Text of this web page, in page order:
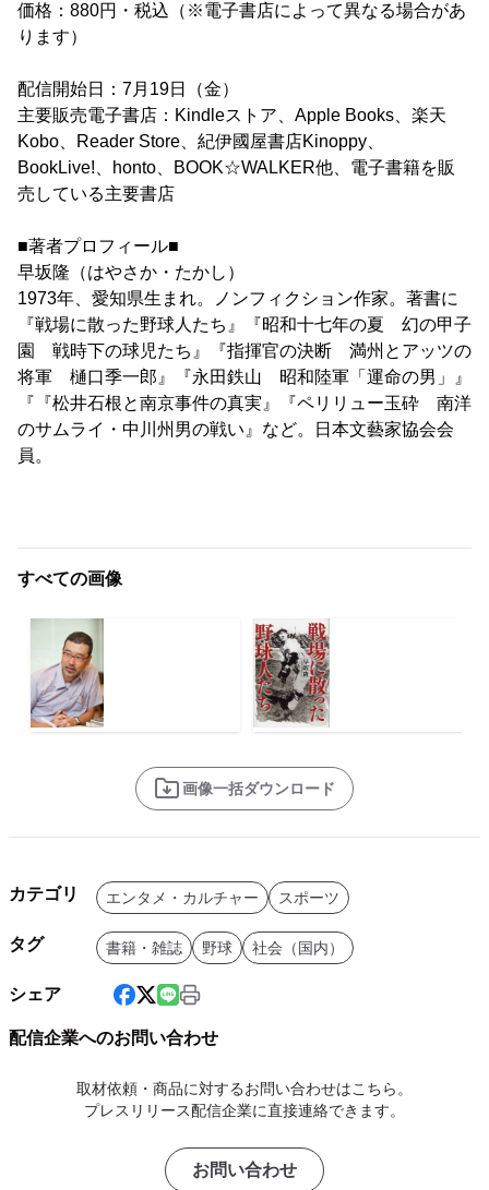
価格：880円・税込（※電子書店によって異なる場合があ
ります）
配信開始日：7月19日（金）
主要販売電子書店：Kindleストア、Apple Books、楽天
Kobo、Reader Store、紀伊國屋書店Kinoppy、
BookLive!、honto、BOOK☆WALKER他、電子書籍を販
売している主要書店
■著者プロフィール■
早坂隆（はやさか・たかし）
1973年、愛知県生まれ。ノンフィクション作家。著書に
『戦場に散った野球人たち』『昭和十七年の夏 幻の甲子
園 戦時下の球児たち』『指揮官の決断 満州とアッツの
将軍 樋口季一郎』『永田鉄山 昭和陸軍「運命の男」』
『『松井石根と南京事件の真実』『ペリリュー玉砕 南洋
のサムライ・中川州男の戦い』など。日本文藝家協会会
員。
すべての画像
画像一括ダウンロード
カテゴリ エンタメ・カルチャー スポーツ
タグ 書籍・雑誌 野球 社会（国内）
シェア
配信企業へのお問い合わせ
取材依頼・商品に対するお問い合わせはこちら。
プレスリリース配信企業に直接連絡できます。
お問い合わせ